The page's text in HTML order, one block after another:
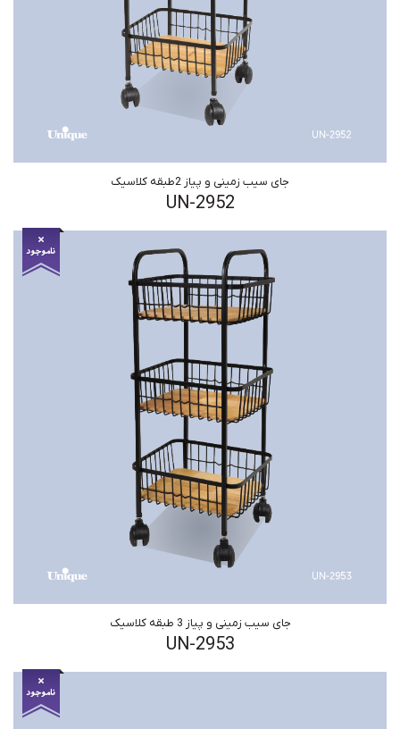
جای سیب زمینی و پیاز 2طبقه کلاسیک
UN-2952
جای سیب زمینی و پیاز 3 طبقه کلاسیک
UN-2953